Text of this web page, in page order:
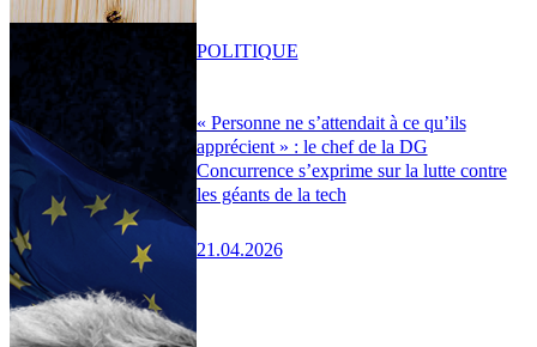
« Personne ne s’attendait à ce qu’ils
apprécient » : le chef de la DG
Concurrence s’exprime sur la lutte contre
les géants de la tech
21.04.2026
POLITIQUE